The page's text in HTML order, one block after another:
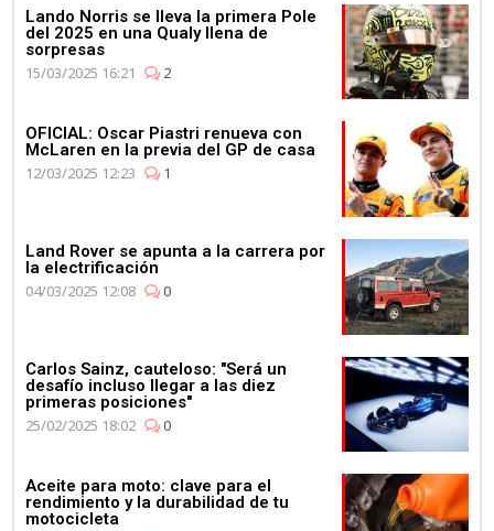
Lando Norris se lleva la primera Pole
del 2025 en una Qualy llena de
sorpresas
15/03/2025 16:21
2
OFICIAL: Oscar Piastri renueva con
McLaren en la previa del GP de casa
12/03/2025 12:23
1
Land Rover se apunta a la carrera por
la electrificación
04/03/2025 12:08
0
Carlos Sainz, cauteloso: "Será un
desafío incluso llegar a las diez
primeras posiciones"
25/02/2025 18:02
0
Aceite para moto: clave para el
rendimiento y la durabilidad de tu
motocicleta